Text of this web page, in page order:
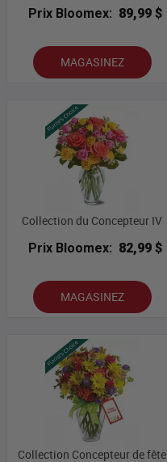
Prix Bloomex: 89,99 $
MAGASINEZ
Collection du Concepteur IV
Prix Bloomex: 82,99 $
MAGASINEZ
Collection Concepteur de fête